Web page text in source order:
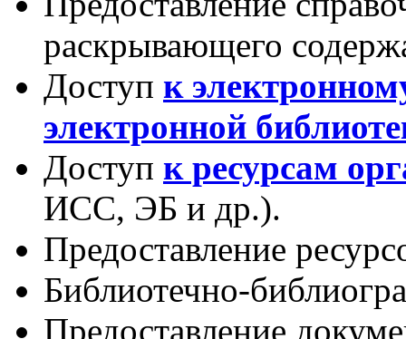
раскрывающего
Доступ к
электронной
Доступ к ресурсам
ИСС, ЭБ и др.).
Предоставление
Библиотечно-
Предоставление